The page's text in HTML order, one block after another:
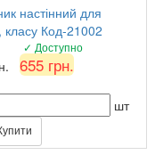
настінний для
класу Код-21002
✓ Доступно
655 грн.
шт